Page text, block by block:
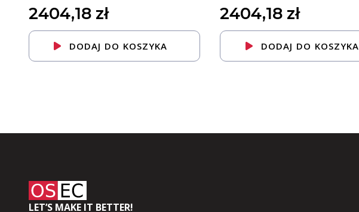
2404,18 zł
DODAJ DO KOSZYKA
2404,18 zł
DODAJ DO KOSZYKA
LET’S MAKE IT BETTER!